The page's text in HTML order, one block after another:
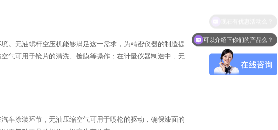
。无油螺杆空压机能够满足这一需求，为精密仪器的制造提
气可用于镜片的清洗、镀膜等操作；在计量仪器制造中，无
车涂装环节，无油压缩空气可用于喷枪的驱动，确保漆面的
可以介绍下你们的产品么？